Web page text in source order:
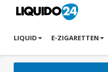
LIQUID E-ZIGARETTEN